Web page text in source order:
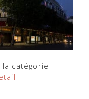
catégorie